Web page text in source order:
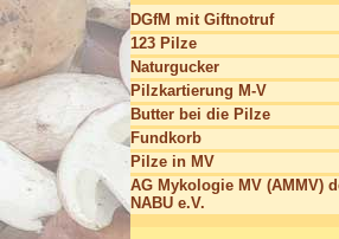
DGfM mit Giftnotruf
123 Pilze
Naturgucker
Pilzkartierung M-V
Butter bei die Pilze
Fundkorb
Pilze in MV
AG Mykologie MV (AMMV)
NABU e.V.